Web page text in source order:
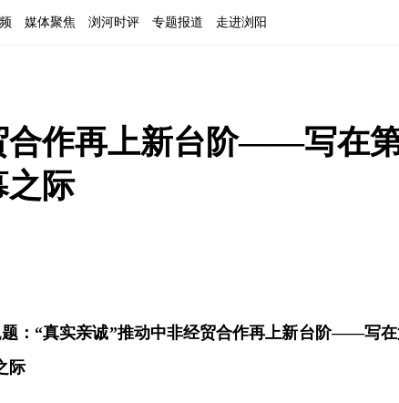
媒体聚焦 浏河时评 专题报道 走进浏阳
合作再上新台阶——写在
之际
题：“真实亲诚”推动中非经贸合作再上新台阶——写
际